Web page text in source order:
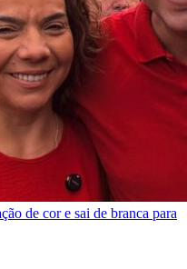
de cor e sai de branca para